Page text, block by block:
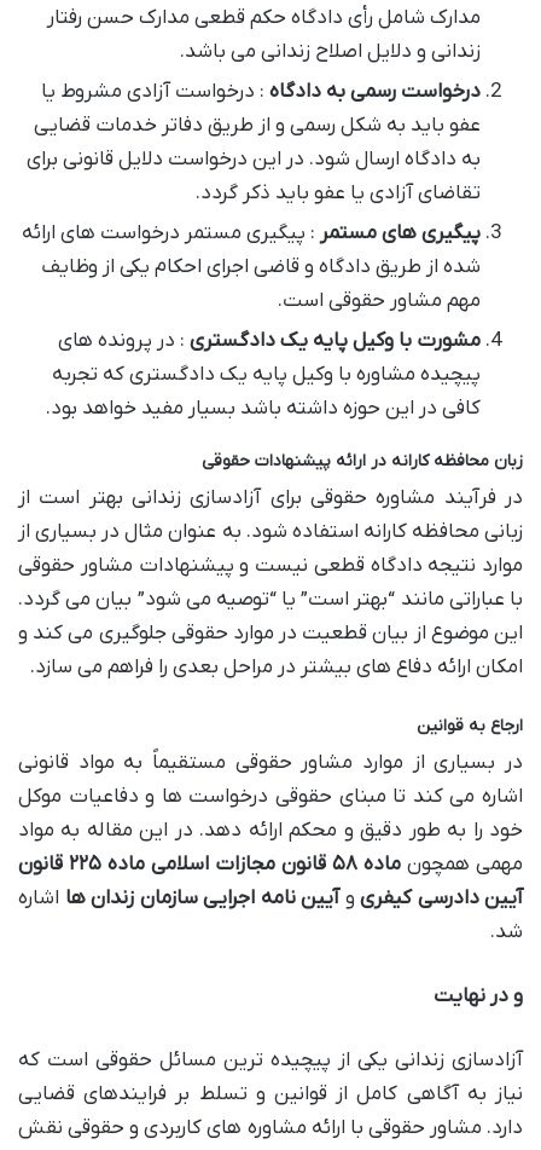
مدارک شامل رأی دادگاه حکم قطعی مدارک حسن رفتار
زندانی و دلایل اصلاح زندانی می باشد.
درخواست رسمی به دادگاه : درخواست آزادی مشروط یا
عفو باید به شکل رسمی و از طریق دفاتر خدمات قضایی
به دادگاه ارسال شود. در این درخواست دلایل قانونی برای
تقاضای آزادی یا عفو باید ذکر گردد.
پیگیری های مستمر : پیگیری مستمر درخواست های ارائه
شده از طریق دادگاه و قاضی اجرای احکام یکی از وظایف
مهم مشاور حقوقی است.
مشورت با وکیل پایه یک دادگستری : در پرونده های
پیچیده مشاوره با وکیل پایه یک دادگستری که تجربه
کافی در این حوزه داشته باشد بسیار مفید خواهد بود.
زبان محافظه کارانه در ارائه پیشنهادات حقوقی
در فرآیند مشاوره حقوقی برای آزادسازی زندانی بهتر است از
زبانی محافظه کارانه استفاده شود. به عنوان مثال در بسیاری از
موارد نتیجه دادگاه قطعی نیست و پیشنهادات مشاور حقوقی
با عباراتی مانند “بهتر است” یا “توصیه می شود” بیان می گردد.
این موضوع از بیان قطعیت در موارد حقوقی جلوگیری می کند و
امکان ارائه دفاع های بیشتر در مراحل بعدی را فراهم می سازد.
ارجاع به قوانین
در بسیاری از موارد مشاور حقوقی مستقیماً به مواد قانونی
اشاره می کند تا مبنای حقوقی درخواست ها و دفاعیات موکل
خود را به طور دقیق و محکم ارائه دهد. در این مقاله به مواد
مهمی همچون ماده ۵۸ قانون مجازات اسلامی ماده ۲۲۵ قانون
آیین دادرسی کیفری وآیین نامه اجرایی سازمان زندان ها اشاره
شد.
و در نهایت
آزادسازی زندانی یکی از پیچیده ترین مسائل حقوقی است که
نیاز به آگاهی کامل از قوانین و تسلط بر فرایندهای قضایی
دارد. مشاور حقوقی با ارائه مشاوره های کاربردی و حقوقی نقش